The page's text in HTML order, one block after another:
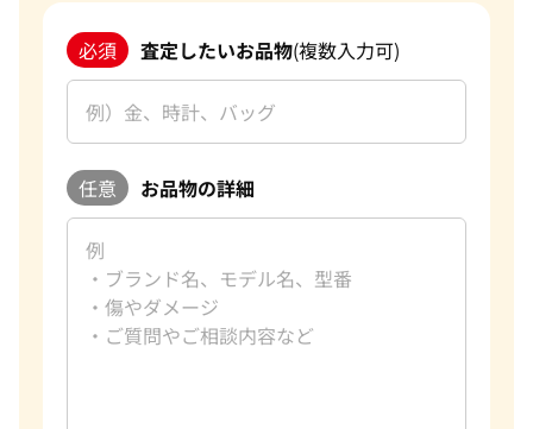
改めて、この度はご利用いただき、誠にありがとうございまし
た。お客様のまたのご利用を心よりお待ち申し上げておりま
おたからやのブランド買取査定
ブランド品買取専門査定員
好きな言葉理路整然
好きなブランドカルティエ
過去の買取品例
おたからやでは、毎日数千点のブランド品の査定をしており
ます。私たちは海外にも販路を持っており、世界基準での査定
が可能になっています。また現在は円安のため海外に販売する
必須 査定したいお品物(複数入力可)
任意 お品物の詳細